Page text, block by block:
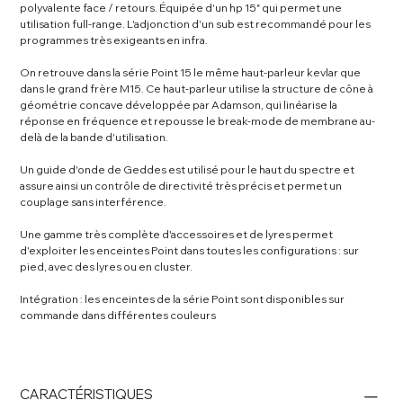
polyvalente face / retours. Équipée d'un hp 15" qui permet une
utilisation full-range. L'adjonction d'un sub est recommandé pour les
programmes très exigeants en infra.
On retrouve dans la série Point 15 le même haut-parleur kevlar que
dans le grand frère M15. Ce haut-parleur utilise la structure de cône à
géométrie concave développée par Adamson, qui linéarise la
réponse en fréquence et repousse le break-mode de membrane au-
delà de la bande d'utilisation.
Un guide d'onde de Geddes est utilisé pour le haut du spectre et
assure ainsi un contrôle de directivité très précis et permet un
couplage sans interférence.
Une gamme très complète d'accessoires et de lyres permet
d'exploiter les enceintes Point dans toutes les configurations : sur
pied, avec des lyres ou en cluster.
Intégration : les enceintes de la série Point sont disponibles sur
commande dans différentes couleurs
CARACTÉRISTIQUES